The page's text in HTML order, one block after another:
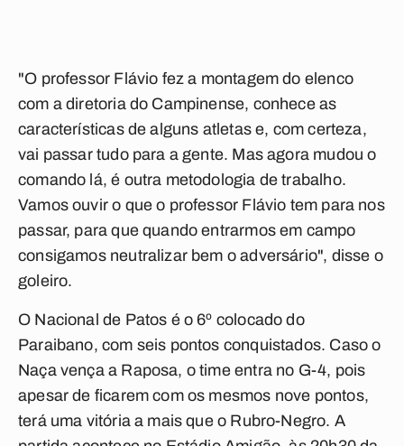
"O professor Flávio fez a montagem do elenco
com a diretoria do Campinense, conhece as
características de alguns atletas e, com certeza,
vai passar tudo para a gente. Mas agora mudou o
comando lá, é outra metodologia de trabalho.
Vamos ouvir o que o professor Flávio tem para nos
passar, para que quando entrarmos em campo
consigamos neutralizar bem o adversário", disse o
goleiro.
O Nacional de Patos é o 6º colocado do
Paraibano, com seis pontos conquistados. Caso o
Naça vença a Raposa, o time entra no G-4, pois
apesar de ficarem com os mesmos nove pontos,
terá uma vitória a mais que o Rubro-Negro. A